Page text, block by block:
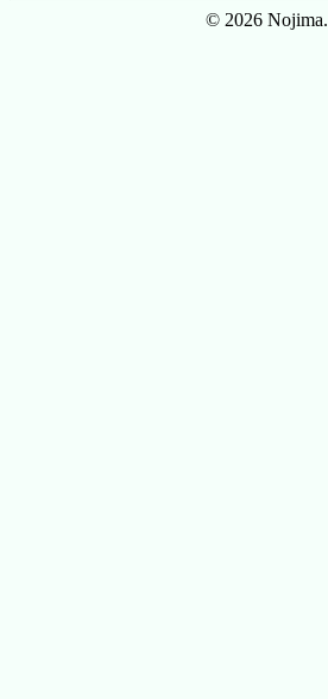
© 2026 Nojima.